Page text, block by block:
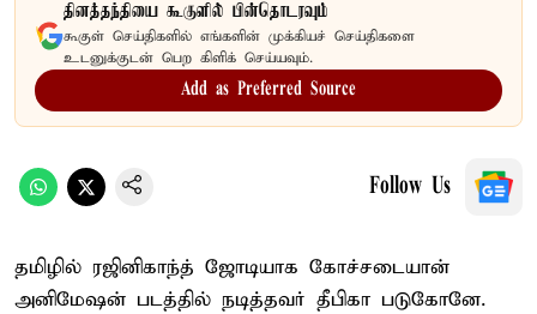
தினத்தந்தியை கூகுளில் பின்தொடரவும்
கூகுள் செய்திகளில் எங்களின் முக்கியச் செய்திகளை
உடனுக்குடன் பெற கிளிக் செய்யவும்.
Add as Preferred Source
Follow Us
தமிழில் ரஜினிகாந்த் ஜோடியாக கோச்சடையான்
அனிமேஷன் படத்தில் நடித்தவர் தீபிகா படுகோனே.